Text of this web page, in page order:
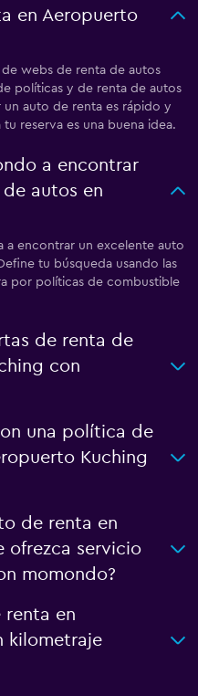
en Aeropuerto
webs de renta de autos
políticas y de renta de autos
auto de renta es rápido y
reserva es una buena idea.
a encontrar
autos en
encontrar un excelente auto
tu búsqueda usando las
por políticas de combustible
de renta de
con
una política de
Kuching
de renta en
ofrezca servicio
momondo?
renta en
kilometraje